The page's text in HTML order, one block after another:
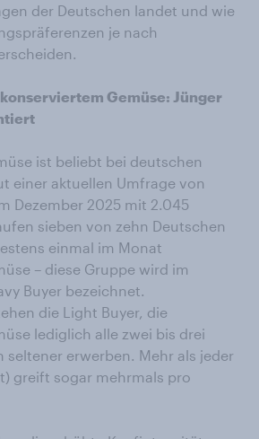
der Deutschen landet und wie
je nach
Gemüse: Jünger
ist beliebt bei deutschen
einer aktuellen Umfrage von
Dezember 2025 mit 2.045
sieben von zehn Deutschen
einmal im Monat
– diese Gruppe wird im
Buyer bezeichnet.
die Light Buyer, die
lediglich alle zwei bis drei
seltener erwerben. Mehr als jeder
greift sogar mehrmals pro